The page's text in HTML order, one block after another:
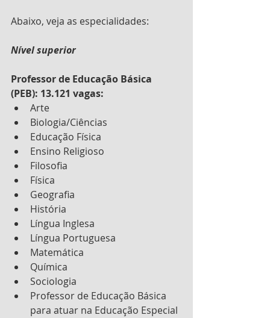
Abaixo, veja as especialidades:
Nível superior
Professor de Educação Básica
(PEB): 13.121 vagas:
Arte
Biologia/Ciências
Educação Física
Ensino Religioso
Filosofia
Física
Geografia
História
Língua Inglesa
Língua Portuguesa
Matemática
Química
Sociologia
Professor de Educação Básica
para atuar na Educação Especial